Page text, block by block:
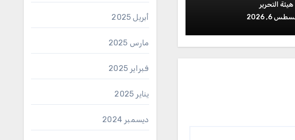
هيئة التحرير
6, 2026
أبريل 2025
مارس 2025
فبراير 2025
يناير 2025
ديسمبر 2024